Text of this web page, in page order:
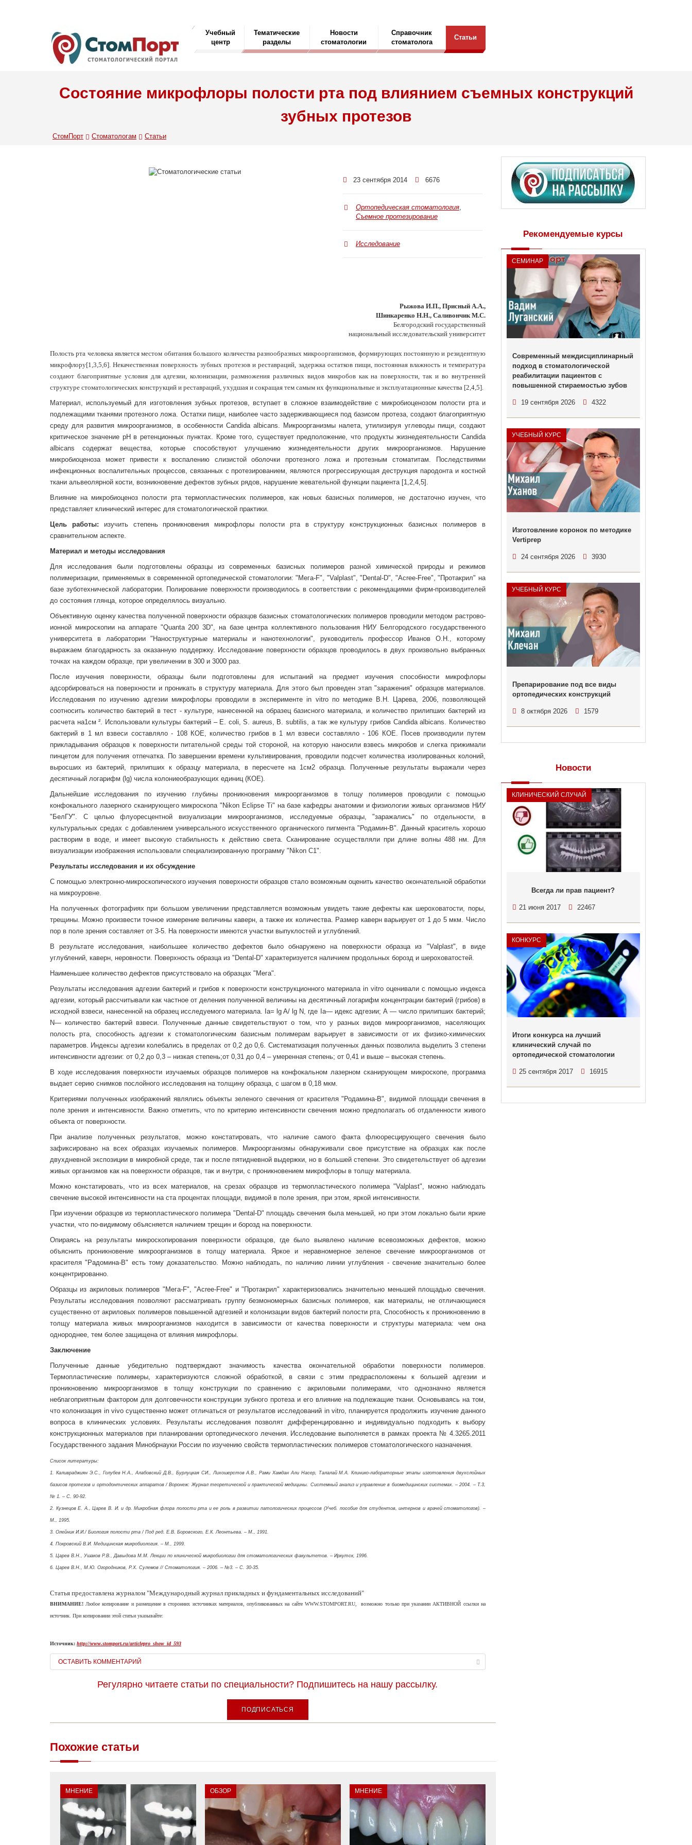
Учебный
центр
Тематические
разделы
Новости
стоматологии
Справочник
стоматолога
Статьи
Состояние микрофлоры полости рта под влиянием съемных конструкций
зубных протезов
СтомПорт Стоматологам Статьи
23 сентября 2014 6676
Ортопедическая стоматология,
Съемное протезирование
Исследование
Рыжова И.П., Присный А.А.,
Шинкаренко Н.Н., Саливончик М.С.
Белгородский государственный
национальный исследовательский университет
Полость рта человека является местом обитания большого количества разнообразных микроорганизмов, формирующих постоянную и резидентную
микрофлору[1,3,5,6]. Некачественная поверхность зубных протезов и реставраций, задержка остатков пищи, постоянная влажность и температура
создают благоприятные условия для адгезии, колонизации, размножения различных видов микробов как на поверхности, так и во внутренней
структуре стоматологических конструкций и реставраций, ухудшая и сокращая тем самым их функциональные и эксплуатационные качества [2,4,5].
Материал, используемый для изготовления зубных протезов, вступает в сложное взаимодействие с микробиоценозом полости рта и
подлежащими тканями протезного ложа. Остатки пищи, наиболее часто задерживающиеся под базисом протеза, создают благоприятную
среду для развития микроорганизмов, в особенности Candida albicans. Микроорганизмы налета, утилизируя углеводы пищи, создают
критическое значение рН в ретенционных пунктах. Кроме того, существует предположение, что продукты жизнедеятельности Candida
albicans содержат вещества, которые способствуют улучшению жизнедеятельности других микроорганизмов. Нарушение
микробиоценоза может привести к воспалению слизистой оболочки протезного ложа и протезным стоматитам. Последствиями
инфекционных воспалительных процессов, связанных с протезированием, являются прогрессирующая деструкция пародонта и костной
ткани альвеолярной кости, возникновение дефектов зубных рядов, нарушение жевательной функции пациента [1,2,4,5].
Влияние на микробиоценоз полости рта термопластических полимеров, как новых базисных полимеров, не достаточно изучен, что
представляет клинический интерес для стоматологической практики.
Цель работы: изучить степень проникновения микрофлоры полости рта в структуру конструкционных базисных полимеров в
сравнительном аспекте.
Материал и методы исследования
Для исследования были подготовлены образцы из современных базисных полимеров разной химической природы и режимов
полимеризации, применяемых в современной ортопедической стоматологии: "Мега-F", "Valplast", "Dental-D", "Асree-Free", "Протакрил" на
базе зуботехнической лаборатории. Полирование поверхности производилось в соответствии с рекомендациями фирм-производителей
до состояния глянца, которое определялось визуально.
Объективную оценку качества полученной поверхности образцов базисных стоматологических полимеров проводили методом растрово-
ионной микроскопии на аппарате "Quanta 200 3D", на базе центра коллективного пользования НИУ Белгородского государственного
университета в лаборатории "Наноструктурные материалы и нанотехнологии", руководитель профессор Иванов О.Н., которому
выражаем благодарность за оказанную поддержку. Исследование поверхности образцов проводилось в двух произвольно выбранных
точках на каждом образце, при увеличении в 300 и 3000 раз.
После изучения поверхности, образцы были подготовлены для испытаний на предмет изучения способности микрофлоры
адсорбироваться на поверхности и проникать в структуру материала. Для этого был проведен этап "заражения" образцов материалов.
Исследования по изучению адгезии микрофлоры проводили в эксперименте in vitro по методике В.Н. Царева, 2006, позволяющей
соотносить количество бактерий в тест - культуре, нанесенной на образец базисного материала, и количество прилипших бактерий из
расчета на1см ². Использовали культуры бактерий – E. coli, S. аureus, В. subtilis, а так же культуру грибов Candida albicans. Количество
бактерий в 1 мл взвеси составляло - 108 КОЕ, количество грибов в 1 мл взвеси составляло - 106 КОЕ. Посев производили путем
прикладывания образцов к поверхности питательной среды той стороной, на которую наносили взвесь микробов и слегка прижимали
пинцетом для получения отпечатка. По завершении времени культивирования, проводили подсчет количества изолированных колоний,
выросших из бактерий, прилипших к образцу материала, в пересчете на 1см2 образца. Полученные результаты выражали через
десятичный логарифм (lg) числа колониеобразующих единиц (КОЕ).
Дальнейшие исследования по изучению глубины проникновения микроорганизмов в толщу полимеров проводили с помощью
конфокального лазерного сканирующего микроскопа "Nikon Eclipse Ti" на базе кафедры анатомии и физиологии живых организмов НИУ
"БелГУ". С целью флуоресцентной визуализации микроорганизмов, исследуемые образцы, "заражались" по отдельности, в
культуральных средах с добавлением универсального искусственного органического пигмента "Родамин-B". Данный краситель хорошо
растворим в воде, и имеет высокую стабильность к действию света. Сканирование осуществляли при длине волны 488 нм. Для
визуализации изображения использовали специализированную программу "Nikon С1".
Результаты исследования и их обсуждение
С помощью электронно-микроскопического изучения поверхности образцов стало возможным оценить качество окончательной обработки
на микроуровне.
На полученных фотографиях при большом увеличении представляется возможным увидеть такие дефекты как шероховатости, поры,
трещины. Можно произвести точное измерение величины каверн, а также их количества. Размер каверн варьирует от 1 до 5 мкм. Число
пор в поле зрения составляет от 3-5. На поверхности имеются участки выпуклостей и углублений.
В результате исследования, наибольшее количество дефектов было обнаружено на поверхности образца из "Valplast", в виде
углублений, каверн, неровности. Поверхность образца из "Dental-D" характеризуется наличием продольных борозд и шероховатостей.
Наименьшее количество дефектов присутствовало на образцах "Мега".
Результаты исследования адгезии бактерий и грибов к поверхности конструкционного материала in vitro оценивали с помощью индекса
адгезии, который рассчитывали как частное от деления полученной величины на десятичный логарифм концентрации бактерий (грибов) в
исходной взвеси, нанесенной на образец исследуемого материала. Ia= lg A/ lg N, где Iа— идекс адгезии; А — число прилипших бак­терий;
N— количество бактерий взвеси. Полученные данные свидетельствуют о том, что у разных видов микроорганизмов, населяющих
полость рта, способность адгезии к стоматологическим базисным полимерам варьирует в зависимости от их физико-химических
параметров. Индексы адгезии колебались в пределах от 0,2 до 0,6. Систематизация полученных данных позволила выделить 3 степени
интенсивности адгезии: от 0,2 до 0,3 – низкая степень;от 0,31 до 0,4 – умеренная степень; от 0,41 и выше – высокая степень.
В ходе исследования поверхности изучаемых образцов полимеров на конфокальном лазерном сканирующем микроскопе, программа
выдает серию снимков послойного исследования на толщину образца, с шагом в 0,18 мкм.
Критериями полученных изображений являлись объекты зеленого свечения от красителя "Родамина-В", видимой площади свечения в
поле зрения и интенсивности. Важно отметить, что по критерию интенсивности свечения можно предполагать об отдаленности живого
объекта от поверхности.
При анализе полученных результатов, можно констатировать, что наличие самого факта флюоресцирующего свечения было
зафиксировано на всех образцах изучаемых полимеров. Микроорганизмы обнаруживали свое присутствие на образцах как после
двухдневной экспозиции в микробной среде, так и после пятидневной выдержки, но в большей степени. Это свидетельствует об адгезии
живых организмов как на поверхности образцов, так и внутри, с проникновением микрофлоры в толщу материала.
Можно констатировать, что из всех материалов, на срезах образцов из термопластического полимера "Valplast", можно наблюдать
свечение высокой интенсивности на ста процентах площади, видимой в поле зрения, при этом, яркой интенсивности.
При изучении образцов из термопластического полимера "Dental-D" площадь свечения была меньшей, но при этом локально были яркие
участки, что по-видимому объясняется наличием трещин и борозд на поверхности.
Опираясь на результаты микроскопирования поверхности образцов, где было выявлено наличие всевозможных дефектов, можно
объяснить проникновение микроорганизмов в толщу материала. Яркое и неравномерное зеленое свечение микроорганизмов от
красителя "Радомина-В" есть тому доказательство. Можно наблюдать, по наличию линии углубления - свечение значительно более
концентрированно.
Образцы из акриловых полимеров "Мега-F", "Асree-Free" и "Протакрил" характеризовались значительно меньшей площадью свечения.
Результаты исследования позволяют рассматривать группу безмономерных базисных полимеров, как материалы, не отличающиеся
существенно от акриловых полимеров повышенной адгезией и колонизации видов бактерий полости рта, Способность к проникновению в
толщу материала живых микроорганизмов находится в зависимости от качества поверхности и структуры материала: чем она
однороднее, тем более защищена от влияния микрофлоры.
Заключение
Полученные данные убедительно подтверждают значимость качества окончательной обработки поверхности полимеров.
Термопластические полимеры, характеризуются сложной обработкой, в связи с этим предрасположены к большей адгезии и
проникновению микроорганизмов в толщу конструкции по сравнению с акриловыми полимерами, что однозначно является
неблагоприятным фактором для долговечности конструкции зубного протеза и его влияние на подлежащие ткани. Основываясь на том,
что колонизация in vivo су­щественно может отличаться от результатов исследований in vitro, планируется продолжить изучение данного
вопроса в клинических условиях. Результаты исследования позволят дифференцированно и индивидуально подходить к выбору
конструкционных материалов при планировании ортопедического лечения. Исследование выполняется в рамках проекта № 4.3265.2011
Государственного задания Минобрнауки России по изучению свойств термопластических полимеров стоматологического назначения.
Список литературы:
1. Каливраджиян Э.С., Голубев Н.А., Алабовский Д.В., Бурлуцкая СИ., Лихошерстов А.В., Рами Хамдан Али Насер, Талалай М.А. Клинико-лабораторные этапы изготовления двухслойных
базисов протезов и ортодонтических аппаратов / Воронеж: Журнал теоретической и практической ме­дицины. Системный анализ и управление в биомедицинских системах. – 2004. – Т.3,
№ 1. – С. 90-92.
2. Кузнецов Е. А., Царев В. И. и др. Микробная флора полости рта и ее роль в развитии патологических процессов (Учеб. пособие для студентов, интернов и врачей стоматологов). –
М., 1995.
3. Олейник И.И./ Биология полости рта / Под ред. Е.В. Боровского, Е.К. Леонтьева. – М., 1991.
4. Покровский В.И. Медицинская микробиология. – М., 1999.
5. Царев В.Н., Ушаков Р.В., Давыдова М.М. Лекции по кли­нической микробиологии для стоматологических факуль­тетов. – Иркутск, 1996.
6. Царев В.Н., М.Ю. Огородников, Р.Х. Сулемов // Стоматология. – 2006. – №3. – С. 30-35.
Статья предоставлена журналом "Международный журнал прикладных и фундаментальных исследований"
ВНИМАНИЕ! Любое копирование и размещение в сторонних источниках материалов, опубликованных на сайте WWW.STOMPORT.RU, возможно только при указании АКТИВНОЙ ссылки на
источник. При копировании этой статьи указывайте:
Источник: http://www.stomport.ru/articlepro_show_id_593
ОСТАВИТЬ КОММЕНТАРИЙ
Регулярно читаете статьи по специальности? Подпишитесь на нашу рассылку.
ПОДПИСАТЬСЯ
Похожие статьи
МНЕНИЕ ОБЗОР МНЕНИЕ
Рекомендуемые курсы
СЕМИНАР
Современный междисциплинарный
подход в стоматологической
реабилитации пациентов с
повышенной стираемостью зубов
19 сентября 2026 4322
УЧЕБНЫЙ КУРС
Изготовление коронок по методике
Vertiprep
24 сентября 2026 3930
УЧЕБНЫЙ КУРС
Препарирование под все виды
ортопедических конструкций
8 октября 2026 1579
Новости
КЛИНИЧЕСКИЙ СЛУЧАЙ
Всегда ли прав пациент?
21 июня 2017 22467
КОНКУРС
Итоги конкурса на лучший
клинический случай по
ортопедической стоматологии
25 сентября 2017 16915